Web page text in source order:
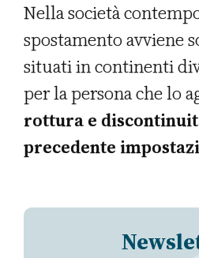
Nella società
spostamento avviene
situati in continenti
per la persona che lo
rottura e
precedente